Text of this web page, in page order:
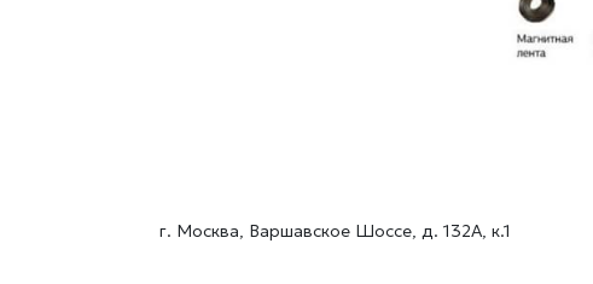
г. Москва, Варшавское Шоссе, д. 132А, к.1